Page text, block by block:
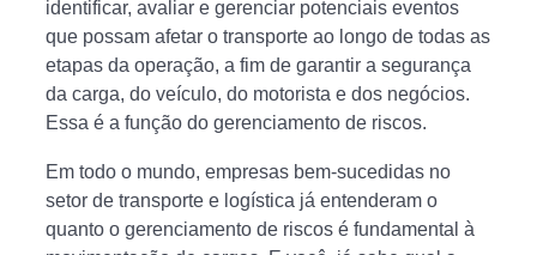
identificar, avaliar e gerenciar potenciais eventos
que possam afetar o transporte ao longo de todas as
etapas da operação, a fim de garantir a segurança
da carga, do veículo, do motorista e dos negócios.
Essa é a função do gerenciamento de riscos.
Em todo o mundo, empresas bem-sucedidas no
setor de transporte e logística já entenderam o
quanto o gerenciamento de riscos é fundamental à